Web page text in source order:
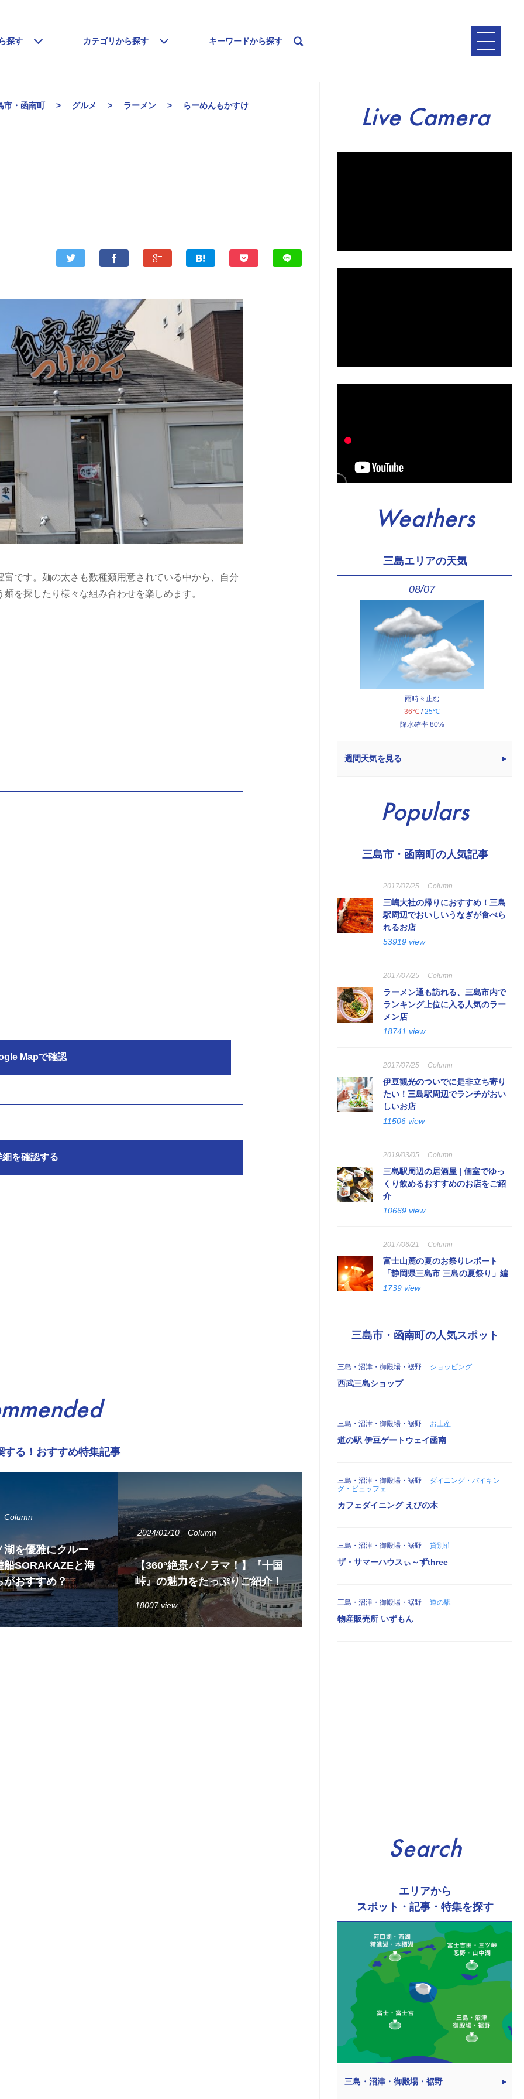
探す カテゴリから探す キーワードから探す
市・函南町 グルメ ラーメン らーめんもかすけ
です。麺の太さも数種類用意されている中から、自分
を探したり様々な組み合わせを楽しめます。
Mapで確認
細を確認する
する！おすすめ特集記事
Column
湖を優雅にクルー
船SORAKAZEと海
がおすすめ？
2024/01/10 Column
【360°絶景パノラマ！】『十国
峠』の魅力をたっぷりご紹介！
18007 view
Live Camera
Weathers
三島エリアの天気
08/07
雨時々止む
36℃ /25℃
降水確率 80%
週間天気を見る
Populars
三島市・函南町の人気記事
2017/07/25 Column
三嶋大社の帰りにおすすめ！三島
駅周辺でおいしいうなぎが食べら
れるお店
53919 view
2017/07/25 Column
ラーメン通も訪れる、三島市内で
ランキング上位に入る人気のラー
メン店
18741 view
2017/07/25 Column
伊豆観光のついでに是非立ち寄り
たい！三島駅周辺でランチがおい
しいお店
11506 view
2019/03/05 Column
三島駅周辺の居酒屋 | 個室でゆっ
くり飲めるおすすめのお店をご紹
介
10669 view
2017/06/21 Column
富士山麓の夏のお祭りレポート
「静岡県三島市 三島の夏祭り」編
1739 view
三島市・函南町の人気スポット
三島・沼津・御殿場・裾野 ショッピング
西武三島ショップ
三島・沼津・御殿場・裾野 お土産
道の駅 伊豆ゲートウェイ函南
三島・沼津・御殿場・裾野
ダイニング・バイキン
グ・ビュッフェ
カフェダイニング えびの木
三島・沼津・御殿場・裾野 貸別荘
ザ・サマーハウスぃ～ずthree
三島・沼津・御殿場・裾野 道の駅
物産販売所 いずもん
Search
エリアから
スポット・記事・特集を探す
三島・沼津・御殿場・裾野